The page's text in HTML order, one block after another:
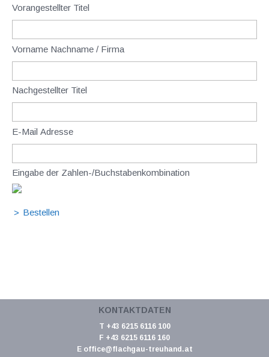
Vorangestellter Titel
Vorname Nachname / Firma
Nachgestellter Titel
E-Mail Adresse
Eingabe der Zahlen-/Buchstabenkombination
KONTAKTDATEN
T +43 6215 6116 100
F +43 6215 6116 160
E office@flachgau-treuhand.at